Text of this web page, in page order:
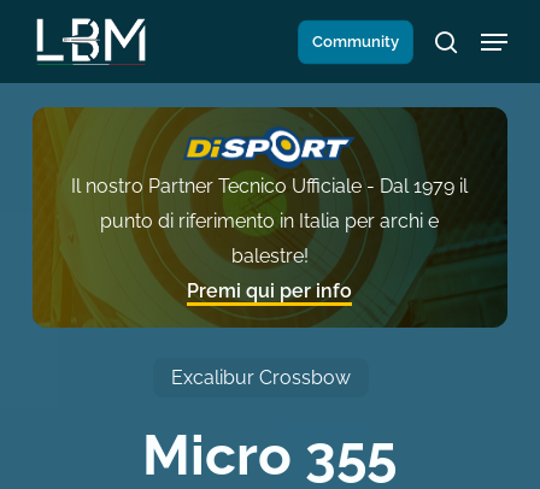
Salta
contenuto
principale
Community
search
Menu
Il nostro Partner Tecnico Ufficiale - Dal 1979 il
punto di riferimento in Italia per archi e
balestre!
Premi qui per info
Excalibur Crossbow
Micro 355